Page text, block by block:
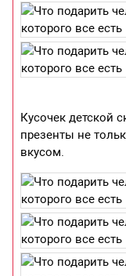
Кусочек детской
презенты не
вкусом.